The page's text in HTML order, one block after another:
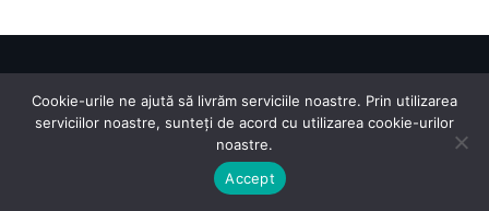
Cismigiu Parc
© 2024 CismigiuParc. All Rights Reserved.
InternetLegislatieMedicalModaSarbatori TelefoaneContact
Cookie-urile ne ajută să livrăm serviciile noastre. Prin utilizarea
serviciilor noastre, sunteți de acord cu utilizarea cookie-urilor
noastre.
Accept